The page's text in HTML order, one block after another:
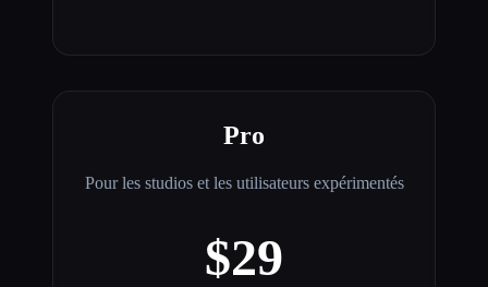
Pro
Pour les studios et les utilisateurs expérimentés
$29